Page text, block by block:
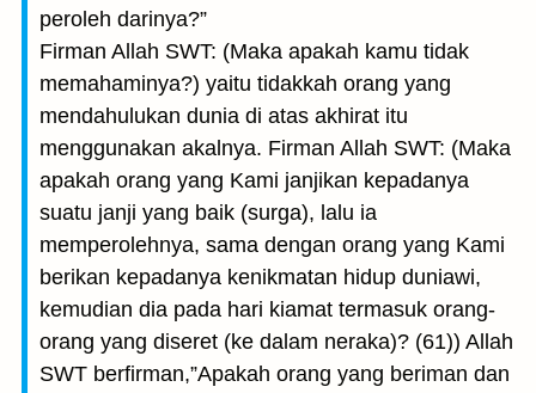
peroleh darinya?”
Firman Allah SWT: (Maka apakah kamu tidak
memahaminya?) yaitu tidakkah orang yang
mendahulukan dunia di atas akhirat itu
menggunakan akalnya. Firman Allah SWT: (Maka
apakah orang yang Kami janjikan kepadanya
suatu janji yang baik (surga), lalu ia
memperolehnya, sama dengan orang yang Kami
berikan kepadanya kenikmatan hidup duniawi,
kemudian dia pada hari kiamat termasuk orang-
orang yang diseret (ke dalam neraka)? (61)) Allah
SWT berfirman,”Apakah orang yang beriman dan